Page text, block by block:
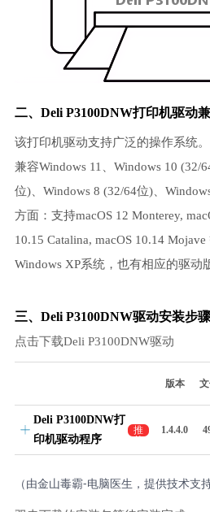
二、Deli P3100DNW打印机驱动
该打印机驱动支持广泛的操作系统
兼容Windows 11、Windows 10 (32/
位)、Windows 8 (32/64位)、
方面：支持macOS 12 Monterey,
10.15 Catalina, macOS 10.14
Windows XP系统，也有相应的驱动
三、Deli P3100DNW驱动安装步骤
点击下载Deli P3100DNW驱动
版本
Deli P3100DNW打
印机驱动程序
推
荐
1.4.4.0
（由金山毒霸-电脑医生，提供技术支持